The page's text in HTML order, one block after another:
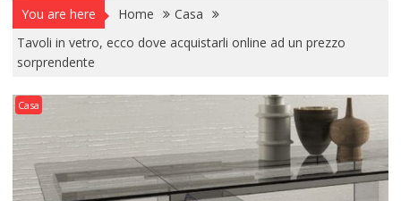
You are here Home
Casa
Tavoli in vetro, ecco dove acquistarli online ad un prezzo
sorprendente
Casa